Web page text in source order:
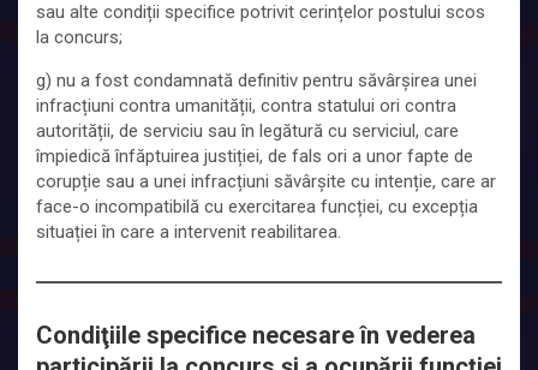
sau alte condiții specifice potrivit cerințelor postului scos
la concurs;
g) nu a fost condamnată definitiv pentru săvârșirea unei
infracțiuni contra umanității, contra statului ori contra
autorității, de serviciu sau în legătură cu serviciul, care
împiedică înfăptuirea justiției, de fals ori a unor fapte de
corupție sau a unei infracțiuni săvârșite cu intenție, care ar
face-o incompatibilă cu exercitarea funcției, cu excepția
situației în care a intervenit reabilitarea.
Condiţiile specifice necesare în vederea